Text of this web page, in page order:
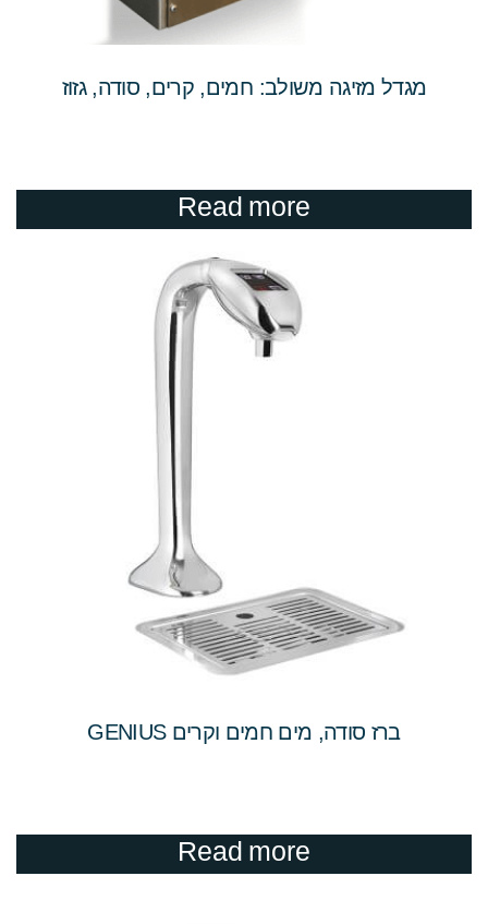
מגדל מזיגה משולב: חמים, קרים, סודה, גזוז
Read more
ברז סודה, מים חמים וקרים GENIUS
Read more